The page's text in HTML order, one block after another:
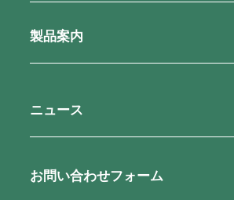
製品案内
ニュース
お問い合わせフォーム